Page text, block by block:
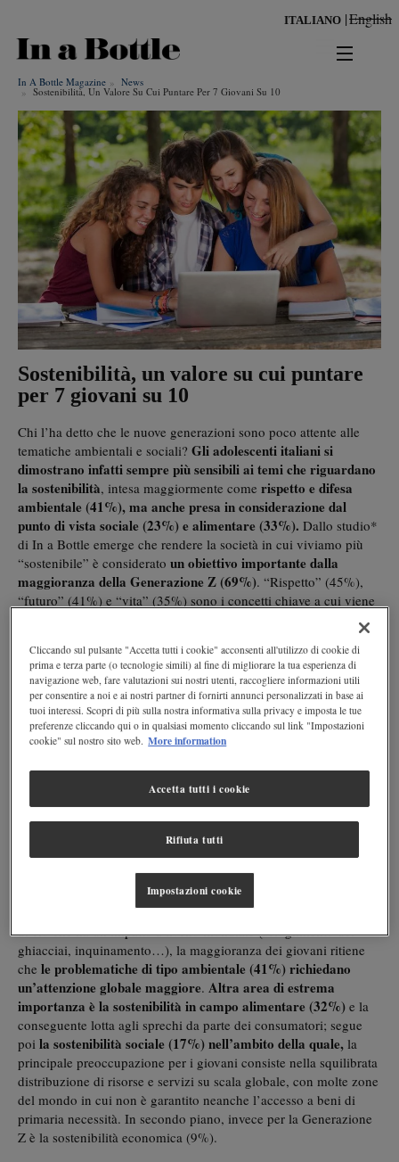
contenuto
ITALIANO English
Risultati per
territorio
benessere
ambiente
cultura
persone
tendenze
In A Bottle Magazine News
Sostenibilità, Un Valore Su Cui Puntare Per 7 Giovani Su 10
Sostenibilità, un valore su cui puntare
per 7 giovani su 10
Chi l’ha detto che le nuove generazioni sono poco attente alle
tematiche ambientali e sociali? Gli adolescenti italiani si
dimostrano infatti sempre più sensibili ai temi che riguardano
la sostenibilità, intesa maggiormente come rispetto e difesa
ambientale (41%), ma anche presa in considerazione dal
punto di vista sociale (23%) e alimentare (33%). Dallo studio*
di In a Bottle emerge che rendere la società in cui viviamo più
“sostenibile” è considerato un obiettivo importante dalla
maggioranza della Generazione Z (69%). “Rispetto” (45%),
“futuro” (41%) e “vita” (35%) sono i concetti chiave a cui viene
sostenibile?”,le nuove generazioni rispondono che occorre
maggiore informazione nelle scuole (53%) e un maggiore
focus su questi temi da parte dei media (46%),sia quelli
tradizionali che i nuovi, capaci di parlare alle nuove generazioni
con un linguaggio più immediato.
Sostenibilità e generazione Z
maggioranza(69%) la sostenibilità rappresenta una priorità a
, mentre per altri (24%) non è ritenuta così
fondamentale rispetto ad altre problematiche sociali o,
addirittura, è ritenuta solo una moda del momento (5%).
sono gli ambiti considerati di primaria importanza,
pratiche sostenibili svolgono un ruolo cruciale? Alla luce anche
di ciò che ha un impatto a livello mondiale (scioglimento dei
ghiacciai, inquinamento…), la maggioranza dei giovani ritiene
che le problematiche di tipo ambientale (41%) richiedano
un’attenzione globale maggiore. Altra area di estrema
importanza è la sostenibilità in campo alimentare (32%) e la
conseguente lotta agli sprechi da parte dei consumatori; segue
poi la sostenibilità sociale (17%) nell’ambito della quale, la
principale preoccupazione per i giovani consiste nella squilibrata
distribuzione di risorse e servizi su scala globale, con molte zone
del mondo in cui non è garantito neanche l’accesso a beni di
primaria necessità. In secondo piano, invece per la Generazione
Z è la sostenibilità economica (9%).
Cliccando sul pulsante "Accetta tutti i cookie" acconsenti all'utilizzo di cookie di
prima e terza parte (o tecnologie simili) al fine di migliorare la tua esperienza di
navigazione web, fare valutazioni sui nostri utenti, raccogliere informazioni utili
per consentire a noi e ai nostri partner di fornirti annunci personalizzati in base ai
tuoi interessi. Scopri di più sulla nostra informativa sulla privacy e imposta le tue
preferenze cliccando qui o in qualsiasi momento cliccando sul link "Impostazioni
cookie" sul nostro sito web. More information
Rifiuta tutti
Accetta tutti i cookie
Impostazioni cookie